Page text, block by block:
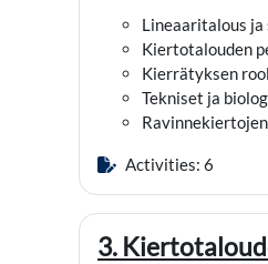
Lineaaritalous
Kiertotalouden
Kierrätyksen
Tekniset ja
Activities: 6
3.